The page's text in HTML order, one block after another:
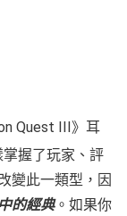
Quest III》耳
握了玩家、評
變此一類型，因
的經典。如果你